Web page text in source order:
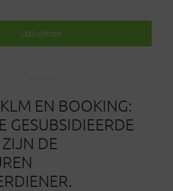
LEES VERDER
EN BOOKING:
GESUBSIDIEERDE
DE